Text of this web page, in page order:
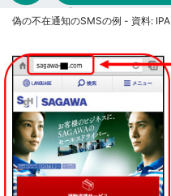
偽の不在通知のSMSの例 - 資料: IPA